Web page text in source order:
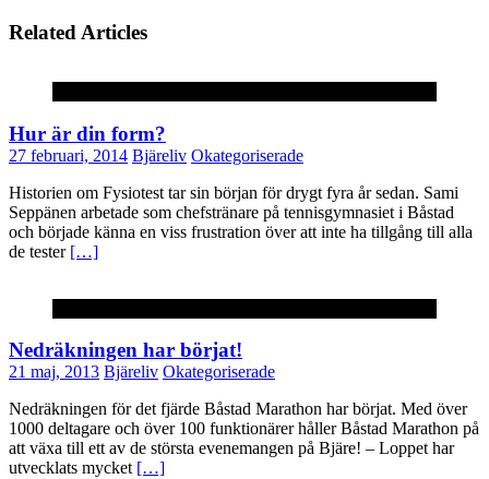
Related Articles
Hur är din form?
27 februari, 2014 Bjäreliv Okategoriserade
Historien om Fysiotest tar sin början för drygt fyra år sedan. Sami
Seppänen arbetade som chefstränare på tennisgymnasiet i Båstad
och började känna en viss frustration över att inte ha tillgång till alla
de tester […]
Nedräkningen har börjat!
21 maj, 2013 Bjäreliv Okategoriserade
Nedräkningen för det fjärde Båstad Marathon har börjat. Med över
1000 deltagare och över 100 funktionärer håller Båstad Marathon på
att växa till ett av de största evenemangen på Bjäre! – Loppet har
utvecklats mycket […]